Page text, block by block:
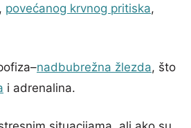
, povećanog krvnog pritiska,
nadbubrežna žlezda, što
i adrenalina.